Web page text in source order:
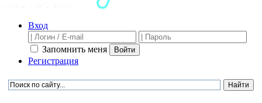
Вход
Запомнить меня Войти
Регистрация